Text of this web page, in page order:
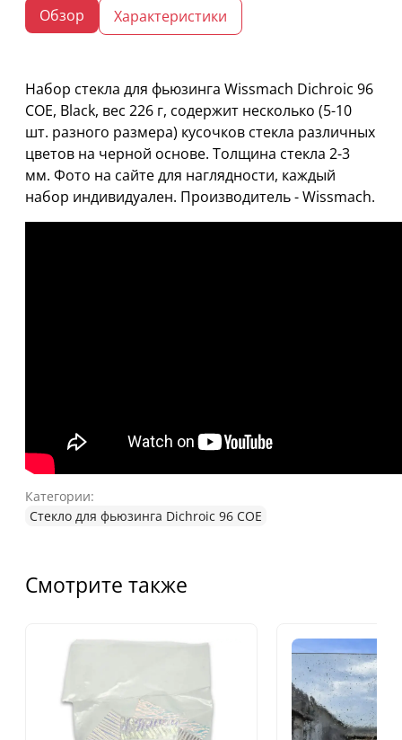
Обзор Характеристики
Набор стекла для фьюзинга Wissmach Dichroic 96
COE, Black, вес 226 г, содержит несколько (5-10
шт. разного размера) кусочков стекла различных
цветов на черной основе. Толщина стекла 2-3
мм. Фото на сайте для наглядности, каждый
набор индивидуален. Производитель - Wissmach.
Категории:
Стекло для фьюзинга Dichroic 96 COE
Смотрите также